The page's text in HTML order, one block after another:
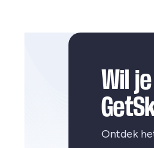
Wil
Ontdek